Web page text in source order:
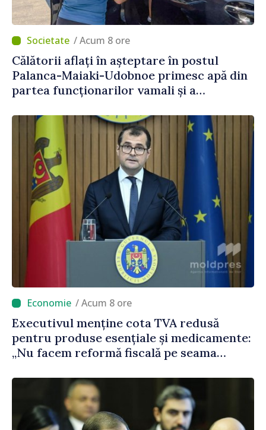
/ Acum 8 ore
Călătorii aflați în așteptare în postul
Palanca-Maiaki-Udobnoe primesc apă din
partea funcționarilor vamali și a
/ Acum 8 ore
Executivul menține cota TVA redusă
pentru produse esențiale și medicamente:
„Nu facem reformă fiscală pe seama